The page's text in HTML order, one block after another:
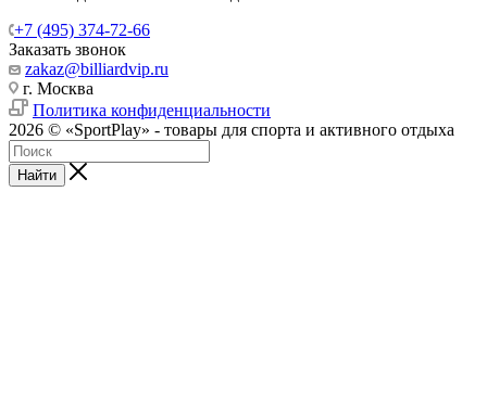
+7 (495) 374-72-66
Заказать звонок
zakaz@billiardvip.ru
г. Москва
Политика конфиденциальности
2026 © «SportPlay» - товары для спорта и активного отдыха
Найти